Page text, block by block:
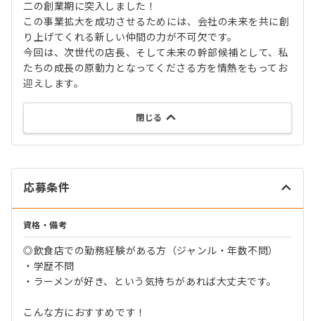
二の創業期に突入しました！
この事業拡大を成功させるためには、会社の未来を共に創
り上げてくれる新しい仲間の力が不可欠です。
今回は、次世代の店長、そして未来の幹部候補として、私
たちの成長の原動力となってくださる方を情熱をもってお
迎えします。
閉じる
応募条件
資格・備考
◎飲食店での勤務経験がある方（ジャンル・年数不問）
・学歴不問
・ラーメンが好き、という気持ちがあれば大丈夫です。
こんな方におすすめです！